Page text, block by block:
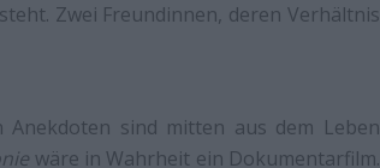
Zwei Freundinnen, deren Verhältnis
Anekdoten sind mitten aus dem Leben
wäre in Wahrheit ein Dokumentarfilm.